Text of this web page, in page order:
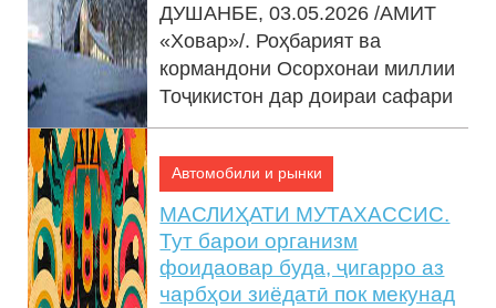
ДУШАНБЕ, 03.05.2026 /АМИТ
«Ховар»/. Роҳбарият ва
кормандони Осорхонаи миллии
Тоҷикистон дар доираи сафари
хизматӣ ба Италия осорхонаҳои
Капитолиниро ...
Автомобили и рынки
МАСЛИҲАТИ МУТАХАССИС.
Тут барои организм
фоидаовар буда, ҷигарро аз
чарбҳои зиёдатӣ пок мекунад